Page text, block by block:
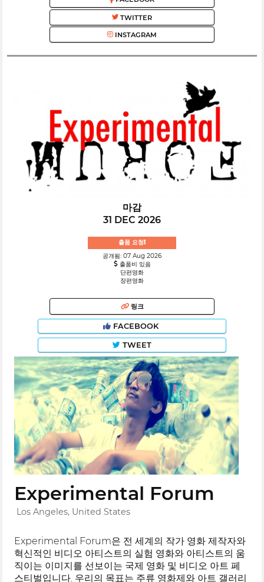
TWITTER
INSTAGRAM
마감
31 DEC 2026
출품 요청!
공개됨: 07 Aug 2026
출품비 있음
단편영화
장편영화
링크
FACEBOOK
TWEET
Experimental Forum
Los Angeles, United States
Experimental Forum은 전 세계의 작가 영화 제작자와
혁신적인 비디오 아티스트의 실험 영화와 아티스트의 움
직이는 이미지를 선보이는 국제 영화 및 비디오 아트 페
스티벌입니다. 우리의 목표는 주류 영화제와 아트 갤러리